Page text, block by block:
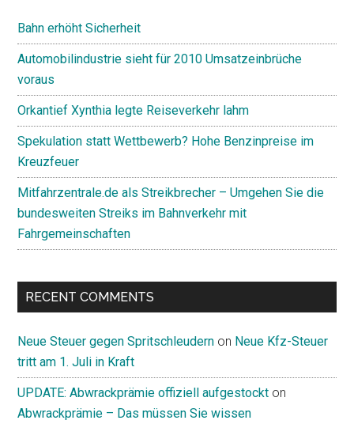
Bahn erhöht Sicherheit
Automobilindustrie sieht für 2010 Umsatzeinbrüche
voraus
Orkantief Xynthia legte Reiseverkehr lahm
Spekulation statt Wettbewerb? Hohe Benzinpreise im
Kreuzfeuer
Mitfahrzentrale.de als Streikbrecher – Umgehen Sie die
bundesweiten Streiks im Bahnverkehr mit
Fahrgemeinschaften
RECENT COMMENTS
Neue Steuer gegen Spritschleudern on Neue Kfz-Steuer
tritt am 1. Juli in Kraft
UPDATE: Abwrackprämie offiziell aufgestockt on
Abwrackprämie – Das müssen Sie wissen